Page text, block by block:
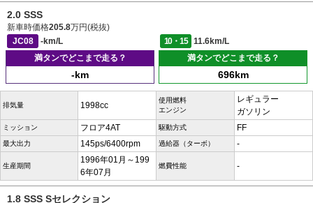
2.0 SSS
新車時価格205.8万円(税抜)
JC08
-km/L 10・15
11.6km/L
満タンでどこまで走る？
-km
満タンでどこまで走る？
696km
排気量 1998cc
使用燃料
エンジン
レギュラー
ガソリン
ミッション フロア4AT 駆動方式 FF
最大出力 145ps/6400rpm 過給器（ターボ） -
生産期間
1996年01月～199
6年07月
燃費性能 -
1.8 SSS Sセレクション